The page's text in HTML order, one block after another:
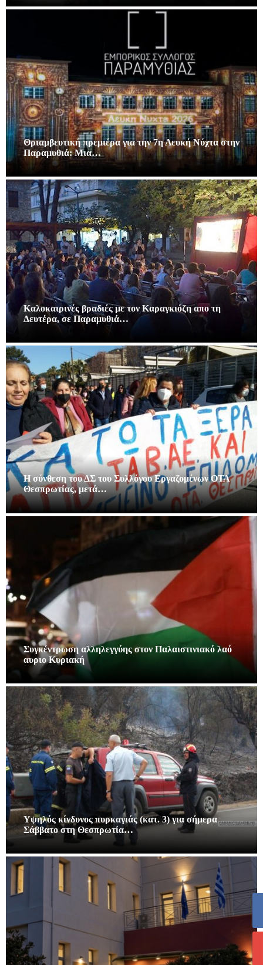
Θριαμβευτική πρεμιέρα για την 7η Λευκή Νύχτα στην
Παραμυθιά: Μια…
Καλοκαιρινές βραδιές με τον Καραγκιόζη απο τη
Δευτέρα, σε Παραμυθιά…
Η σύνθεση του ΔΣ του Συλλόγου Εργαζομένων ΟΤΑ
Θεσπρωτίας, μετά…
Συγκέντρωση αλληλεγγύης στον Παλαιστινιακό λαό
αυριο Κυριακή
Υψηλός κίνδυνος πυρκαγιάς (κατ. 3) για σήμερα
Σάββατο στη Θεσπρωτία…